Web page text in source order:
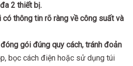
2 thiết bị.
thông tin rõ ràng về công suất và
gói đúng quy cách, tránh đoản
bọc cách điện hoặc sử dụng túi